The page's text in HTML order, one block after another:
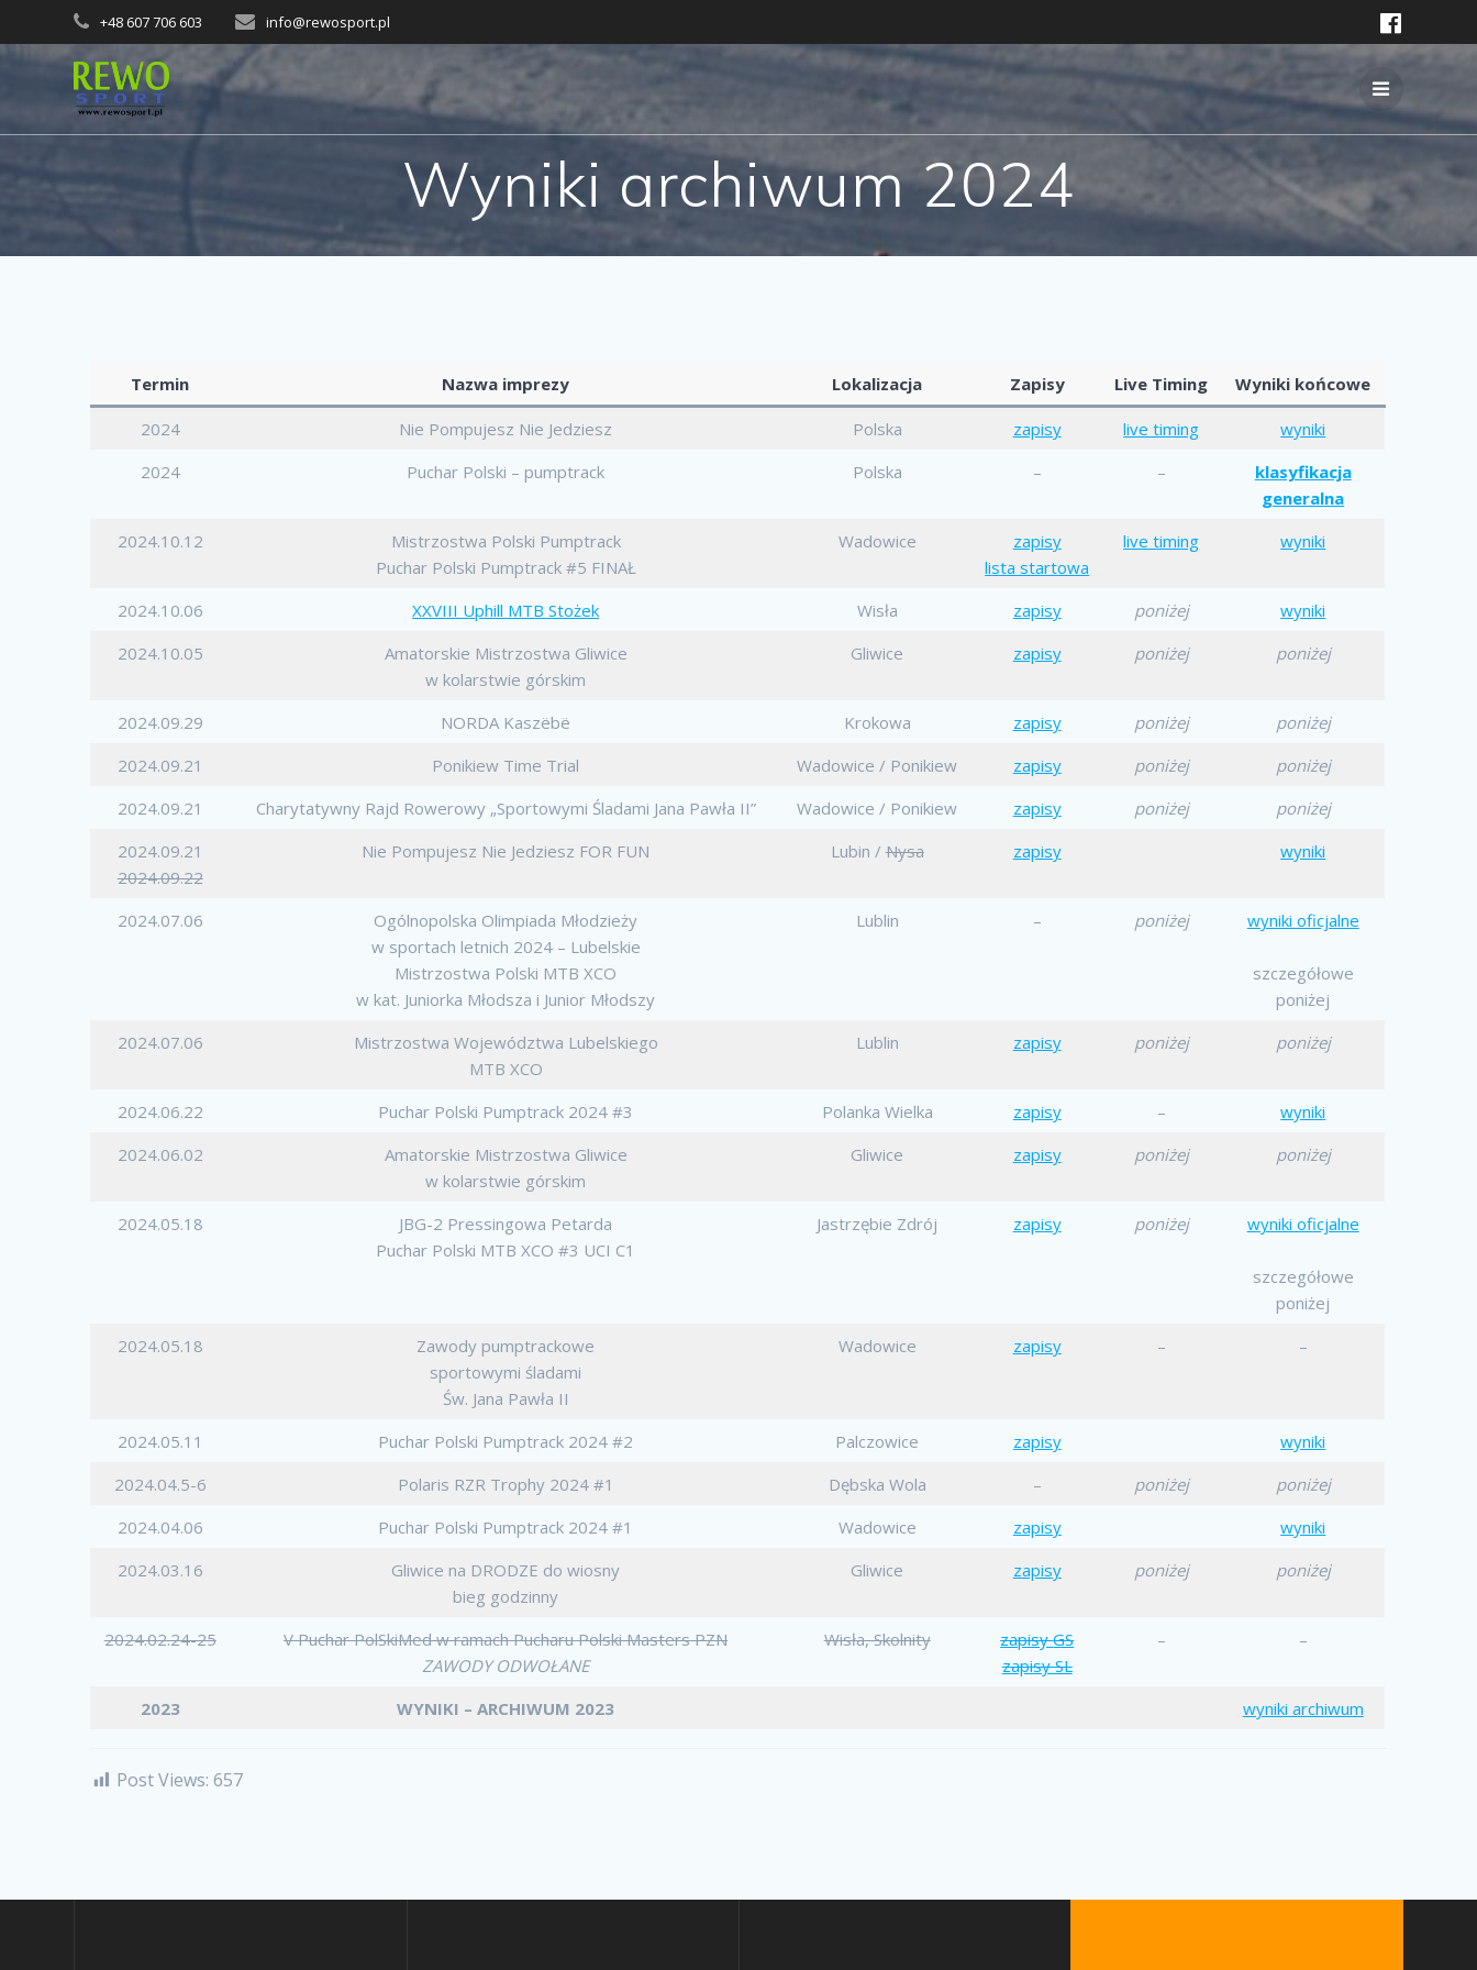
do
+48 607 706 603 info@rewosport.pl
Wyniki archiwum 2024
Termin Nazwa imprezy Lokalizacja Zapisy Live Timing Wyniki końcowe
2024 Nie Pompujesz Nie Jedziesz Polska zapisy live timing
wyniki
2024
Puchar Polski – pumptrack Polska – –
klasyfikacja
generalna
2024.10.12
Mistrzostwa Polski Pumptrack
Puchar Polski Pumptrack #5 FINAŁ
Wadowice
zapisy
lista startowa
live timing wyniki
2024.10.06 XXVIII Uphill MTB Stożek Wisła zapisy poniżej
wyniki
2024.10.05
Amatorskie Mistrzostwa Gliwice
w kolarstwie górskim
Gliwice zapisy poniżej poniżej
2024.09.29 NORDA Kaszëbë Krokowa zapisy poniżej
poniżej
2024.09.21
Ponikiew Time Trial Wadowice / Ponikiew zapisy poniżej
poniżej
2024.09.21
Charytatywny Rajd Rowerowy „Sportowymi Śladami Jana Pawła II” Wadowice / Ponikiew zapisy poniżej
poniżej
2024.09.21
2024.09.22
Nie Pompujesz Nie Jedziesz FOR FUN Lubin /Nysa zapisy wyniki
2024.07.06
Ogólnopolska Olimpiada Młodzieży
w sportach letnich 2024 – Lubelskie
Mistrzostwa Polski MTB XCO
w kat. Juniorka Młodsza i Junior Młodszy
Lublin – poniżej wyniki oficjalne
szczegółowe
poniżej
2024.07.06
Mistrzostwa Województwa Lubelskiego
MTB XCO
Lublin zapisy poniżej poniżej
2024.06.22 Puchar Polski Pumptrack 2024 #3 Polanka Wielka zapisy – wyniki
2024.06.02
Amatorskie Mistrzostwa Gliwice
w kolarstwie górskim
Gliwice zapisy poniżej poniżej
2024.05.18
JBG-2 Pressingowa Petarda
Puchar Polski MTB XCO #3 UCI C1
Jastrzębie Zdrój zapisy poniżej wyniki oficjalne
szczegółowe
poniżej
2024.05.18
Zawody pumptrackowe
sportowymi śladami
Św. Jana Pawła II
Wadowice zapisy – –
2024.05.11 Puchar Polski Pumptrack 2024 #2 Palczowice zapisy
wyniki
2024.04.5-6
Polaris RZR Trophy 2024 #1 Dębska Wola – poniżej
poniżej
2024.04.06
Puchar Polski Pumptrack 2024 #1 Wadowice zapisy
wyniki
2024.03.16
Gliwice na DRODZE do wiosny
bieg godzinny
Gliwice zapisy poniżej poniżej
2024.02.24-25
V Puchar PolSkiMed w ramach Pucharu Polski Masters PZN
ZAWODY ODWOŁANE
Wisła, Skolnity zapisyGS
zapisy SL
– –
2023 WYNIKI – ARCHIWUM 2023 wyniki archiwum
Post Views: 657